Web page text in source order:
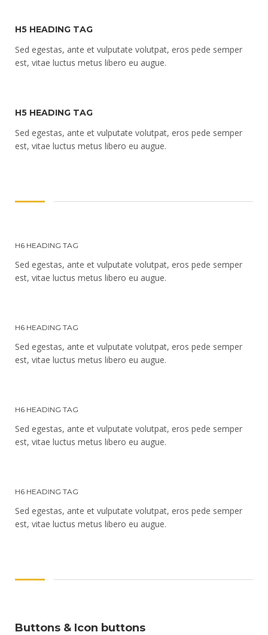
H5 HEADING TAG
Sed egestas, ante et vulputate volutpat, eros pede semper
est, vitae luctus metus libero eu augue.
H5 HEADING TAG
Sed egestas, ante et vulputate volutpat, eros pede semper
est, vitae luctus metus libero eu augue.
H6 HEADING TAG
Sed egestas, ante et vulputate volutpat, eros pede semper
est, vitae luctus metus libero eu augue.
H6 HEADING TAG
Sed egestas, ante et vulputate volutpat, eros pede semper
est, vitae luctus metus libero eu augue.
H6 HEADING TAG
Sed egestas, ante et vulputate volutpat, eros pede semper
est, vitae luctus metus libero eu augue.
H6 HEADING TAG
Sed egestas, ante et vulputate volutpat, eros pede semper
est, vitae luctus metus libero eu augue.
Buttons & Icon buttons